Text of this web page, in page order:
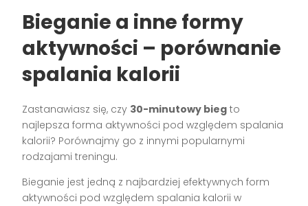
Bieganie a inne formy
aktywności – porównanie
spalania kalorii
Zastanawiasz się, czy 30-minutowy bieg to
najlepsza forma aktywności pod względem spalania
kalorii? Porównajmy go z innymi popularnymi
rodzajami treningu.
Bieganie jest jedną z najbardziej efektywnych form
aktywności pod względem spalania kalorii w